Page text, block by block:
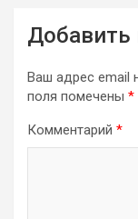
Ваш адрес email
поля помечены *
Комментарий *